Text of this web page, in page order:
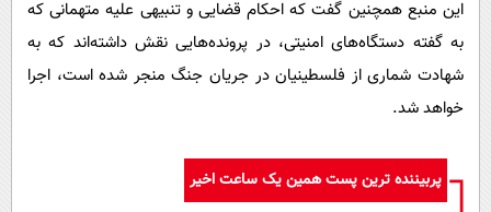
این منبع همچنین گفت که احکام قضایی و تنبیهی علیه متهمانی که
به گفته دستگاه‌های امنیتی، در پرونده‌هایی نقش داشته‌اند که به
شهادت شماری از فلسطینیان در جریان جنگ منجر شده است، اجرا
خواهد شد.
پربیننده ترین پست همین یک ساعت اخیر